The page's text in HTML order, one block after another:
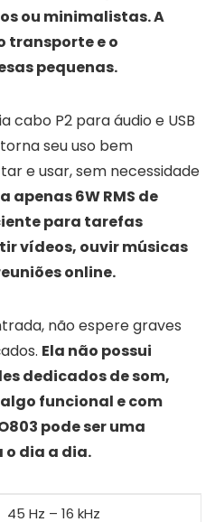
ou minimalistas. A
transporte e o
pequenas.
cabo P2 para áudio e USB
seu uso bem
e usar, sem necessidade
apenas 6W RMS de
para tarefas
vídeos, ouvir músicas
online.
não espere graves
Ela não possui
dedicados de som,
funcional e com
pode ser uma
o dia a dia.
45 Hz – 16 kHz